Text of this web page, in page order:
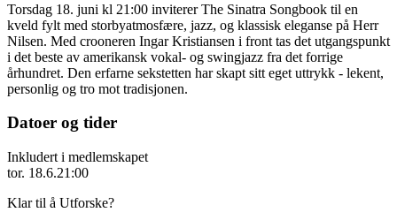
Torsdag 18. juni kl 21:00 inviterer The Sinatra Songbook til en
kveld fylt med storbyatmosfære, jazz, og klassisk eleganse på Herr
Nilsen. Med crooneren Ingar Kristiansen i front tas det utgangspunkt
i det beste av amerikansk vokal- og swingjazz fra det forrige
århundret. Den erfarne sekstetten har skapt sitt eget uttrykk - lekent,
personlig og tro mot tradisjonen.
Datoer og tider
Inkludert i medlemskapet
tor. 18.6.21:00
Klar til å Utforske?